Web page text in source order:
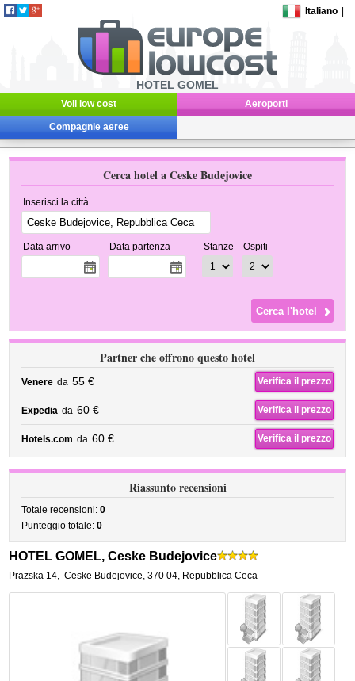
Italiano
HOTEL GOMEL
Voli low cost Aeroporti
Compagnie aeree
Cerca hotel a Ceske Budejovice
Inserisci la città
Data arrivo Data partenza Stanze Ospiti
Partner che offrono questo hotel
Venere da 55 € Verifica il prezzo
Expedia da 60 € Verifica il prezzo
Hotels.com da 60 € Verifica il prezzo
Riassunto recensioni
Totale recensioni:0
Punteggio totale:0
HOTEL GOMEL, Ceske Budejovice
Prazska 14, Ceske Budejovice,370 04, Repubblica Ceca